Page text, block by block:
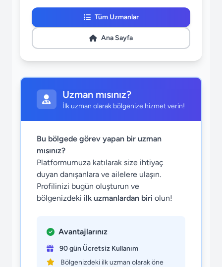
Tüm Uzmanlar
Ana Sayfa
Uzman mısınız?
İlk uzman olarak bölgenize hizmet verin!
Bu bölgede görev yapan bir uzman
mısınız?
Platformumuza katılarak size ihtiyaç
duyan danışanlara ve ailelere ulaşın.
Profilinizi bugün oluşturun ve
bölgenizdeki ilk uzmanlardan biri olun!
Avantajlarınız
90 gün Ücretsiz Kullanım
Bölgenizdeki ilk uzman olarak öne